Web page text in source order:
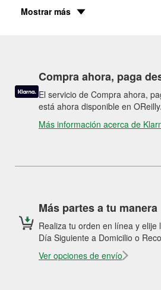
Mostrar más
Compra ahora, paga
El servicio de Compra ahora,
está ahora disponible en
Más información acerca de
Más partes a tu manera
Realiza tu orden en línea y elije
Día Siguiente a Domicilio o
Ver opciones de envío